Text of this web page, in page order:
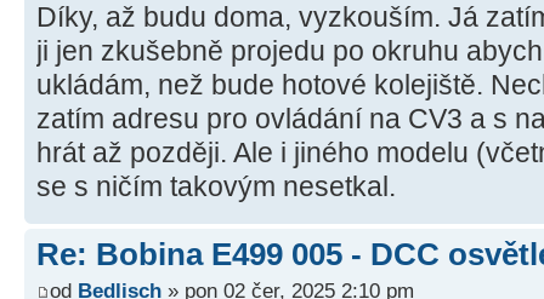
Díky, až budu doma, vyzkouším. Já
ji jen zkušebně projedu po okruhu
ukládám, než bude hotové kolejiště.
zatím adresu pro ovládání na CV3 a s
hrát až později. Ale i jiného modelu
se s ničím takovým nesetkal.
Re: Bobina E499 005 - DCC
od Bedlisch » pon 02 čer, 2025 2:10 pm